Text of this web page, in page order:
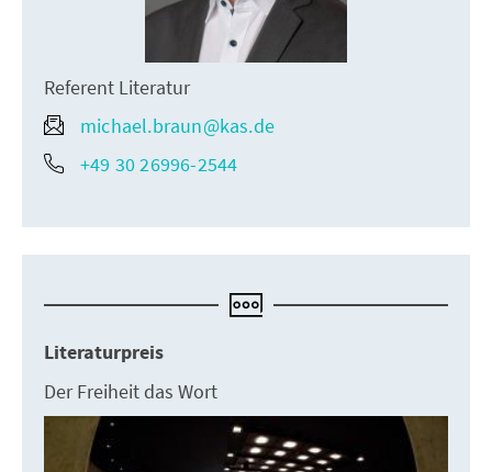
Referent Literatur
michael.braun@kas.de
+49 30 26996-2544
Literaturpreis
Der Freiheit das Wort